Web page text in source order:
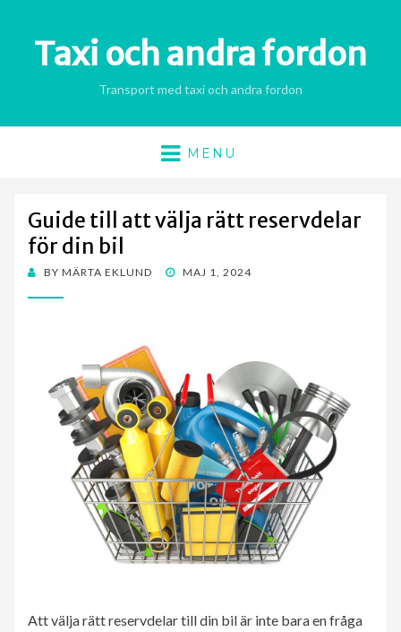
Taxi och andra fordon
Transport med taxi och andra fordon
MENU
Guide till att välja rätt reservdelar
för din bil
BY MÄRTA EKLUND
POSTED
MAJ 1, 2024
Att välja rätt reservdelar till din bil är inte bara en fråga